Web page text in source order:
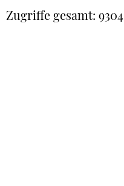
Zugriffe gesamt: 9304